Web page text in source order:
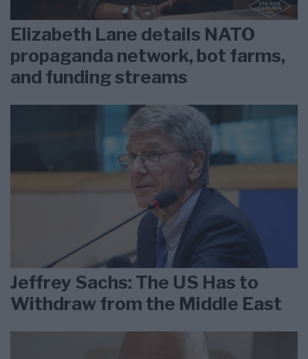
Elizabeth Lane details NATO
propaganda network, bot farms,
and funding streams
Jeffrey Sachs: The US Has to
Withdraw from the Middle East